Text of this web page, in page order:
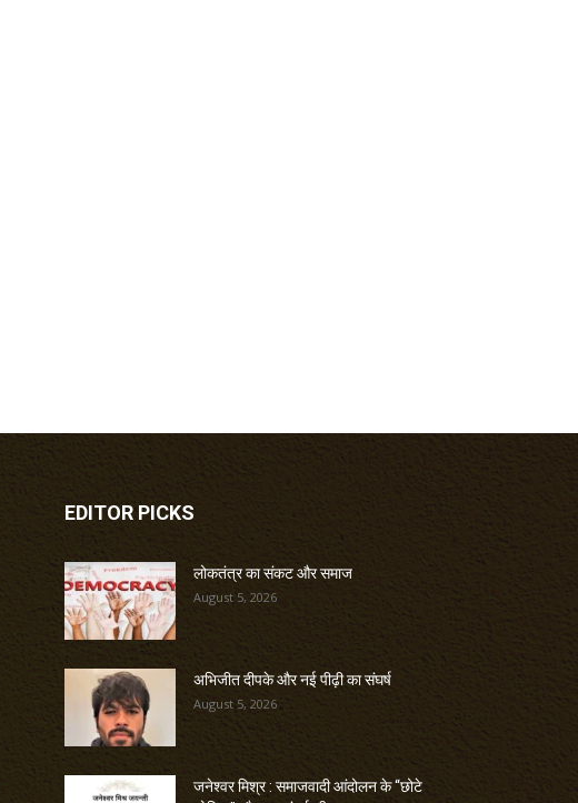
EDITOR PICKS
लोकतंत्र का संकट और समाज
August 5, 2026
अभिजीत दीपके और नई पीढ़ी का संघर्ष
August 5, 2026
जनेश्वर मिश्र : समाजवादी आंदोलन के “छोटे